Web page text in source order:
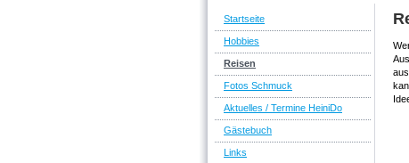
Startseite
Hobbies
Reisen
Fotos Schmuck
Aktuelles / Termine HeiniDo
Gästebuch
Links